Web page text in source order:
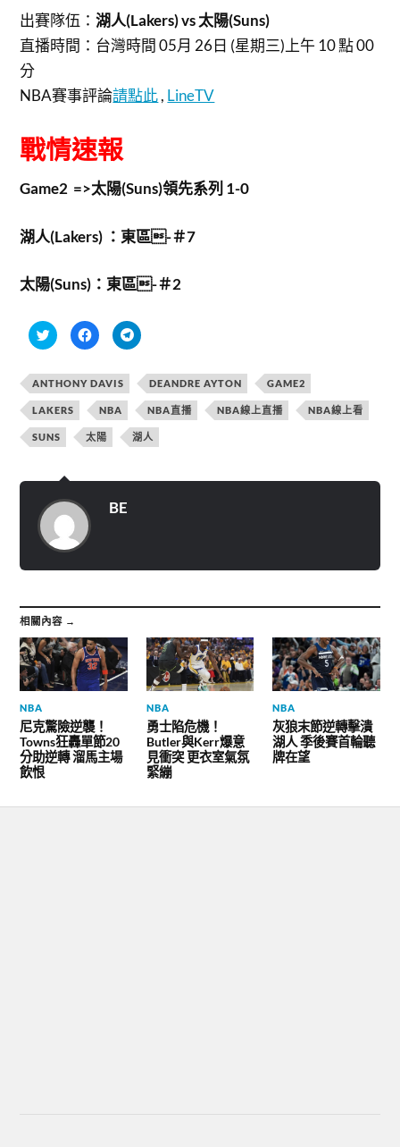
出賽隊伍：湖人(Lakers) vs 太陽(Suns)
直播時間： 台灣時間 05月 26日 (星期三)上午 10 點 00
分
NBA賽事評論請點此, LineTV
戰情速報
Game2 =>太陽(Suns)領先系列 1-0
湖人(Lakers) ：東區-＃7
太陽(Suns)：東區-＃2
分
享
w
i
t
t
e
r
(
在
窗
開
啟
)
按
一
分
享
至
F
a
c
e
b
k
啟
按
一
分
享
到
T
e
l
e
g
m
啟
ANTHONY DAVIS DEANDRE AYTON GAME2
LAKERS NBA NBA直播 NBA線上直播 NBA線上看
SUNS 太陽 湖人
BE
相關內容 →
NBA
尼克驚險逆襲！
Towns狂轟單節20
分助逆轉 溜馬主場
飲恨
NBA
勇士陷危機！
Butler與Kerr爆意
見衝突 更衣室氣氛
緊繃
NBA
灰狼末節逆轉擊潰
湖人 季後賽首輪聽
牌在望